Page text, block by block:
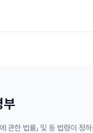
부
관한 법률」 및 동 법령이 정